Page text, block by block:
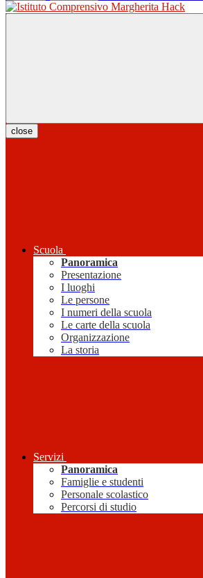
close
Scuola
Panoramica
Presentazione
I luoghi
Le persone
I numeri della scuola
Le carte della scuola
Organizzazione
La storia
Servizi
Panoramica
Famiglie e studenti
Personale scolastico
Percorsi di studio